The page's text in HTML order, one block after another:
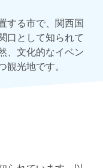
する市で、関西国
口として知られて
、文化的なイベン
光地です。